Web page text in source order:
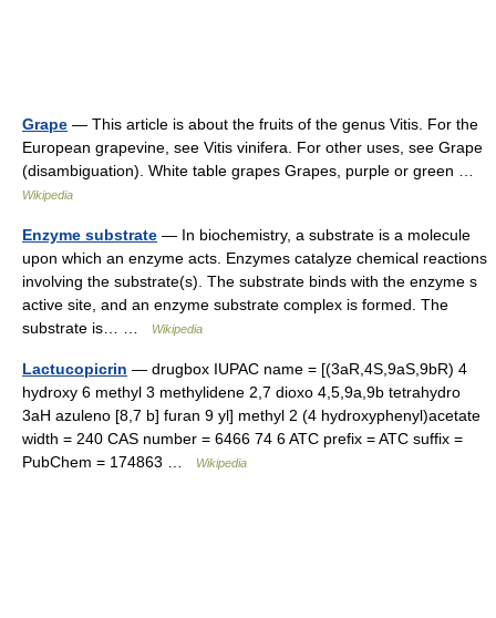
Grape — This article is about the fruits of the genus Vitis. For the
European grapevine, see Vitis vinifera. For other uses, see Grape
(disambiguation). White table grapes Grapes, purple or green …
Wikipedia
Enzyme substrate — In biochemistry, a substrate is a molecule
upon which an enzyme acts. Enzymes catalyze chemical reactions
involving the substrate(s). The substrate binds with the enzyme s
active site, and an enzyme substrate complex is formed. The
substrate is… …
Wikipedia
Lactucopicrin — drugbox IUPAC name = [(3aR,4S,9aS,9bR) 4
hydroxy 6 methyl 3 methylidene 2,7 dioxo 4,5,9a,9b tetrahydro
3aH azuleno [8,7 b] furan 9 yl] methyl 2 (4 hydroxyphenyl)acetate
width = 240 CAS number = 6466 74 6 ATC prefix = ATC suffix =
PubChem = 174863 …
Wikipedia